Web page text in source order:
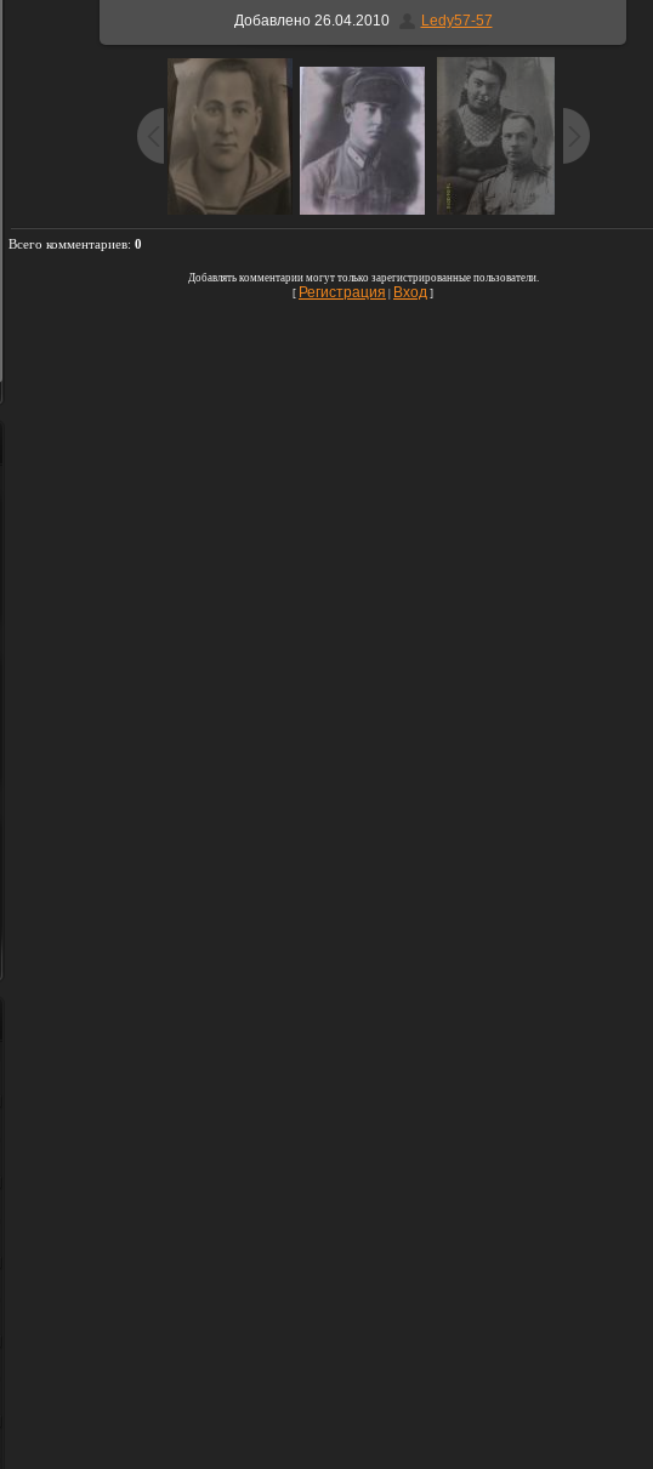
Добавлено26.04.2010 Ledy57-57
Всего комментариев: 0
Добавлять комментарии могут только зарегистрированные пользователи.
[ Регистрация Вход ]